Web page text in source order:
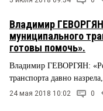
Владимир
муниципального
готовы помочь».
Владимир ГЕВОРГЯН:
транспорта давно
24 мая 2018 10:02 0